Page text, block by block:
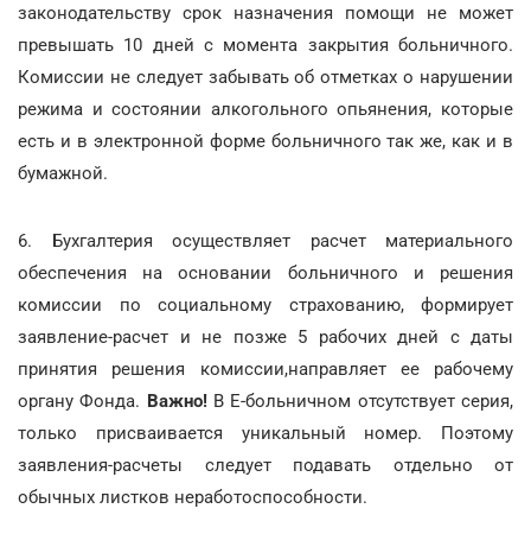
законодательству срок назначения помощи не может
превышать 10 дней с момента закрытия больничного.
Комиссии не следует забывать об отметках о нарушении
режима и состоянии алкогольного опьянения, которые
есть и в электронной форме больничного так же, как и в
бумажной.
6. Бухгалтерия осуществляет расчет материального
обеспечения на основании больничного и решения
комиссии по социальному страхованию, формирует
заявление-расчет и не позже 5 рабочих дней с даты
принятия решения комиссии,направляет ее рабочему
органу Фонда. Важно! В Е-больничном отсутствует серия,
только присваивается уникальный номер. Поэтому
заявления-расчеты следует подавать отдельно от
обычных листков неработоспособности.